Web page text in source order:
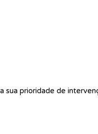
sua prioridade de